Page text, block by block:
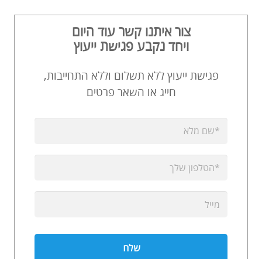
צור איתנו קשר עוד היום
ויחד נקבע פגישת ייעוץ
פגישת ייעוץ ללא תשלום וללא התחייבות,
חייג או השאר פרטים